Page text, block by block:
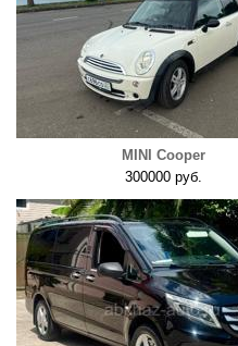
MINI Cooper
300000 руб.